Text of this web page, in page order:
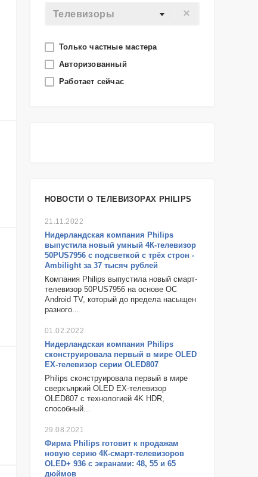
Телевизоры
Только частные мастера
Авторизованный
Работает сейчас
НОВОСТИ О ТЕЛЕВИЗОРАХ PHILIPS
21.11.2022
Нидерландская компания Philips
выпустила новый умный 4К-телевизор
50PUS7956 с подсветкой с трёх строн -
Ambilight за 37 тысяч рублей
Компания Philips выпустила новый смарт-
телевизор 50PUS7956 на основе ОС
Android TV, который до предела насыщен
разного...
01.02.2022
Нидерландская компания Philips
сконструировала первый в мире OLED
EX-телевизор серии OLED807
Philips сконструировала первый в мире
сверхъяркий OLED EX-телевизор
OLED807 с технологией 4K HDR,
способный...
29.08.2021
Фирма Philips готовит к продажам
новую серию 4К-смарт-телевизоров
OLED+ 936 с экранами: 48, 55 и 65
дюймов